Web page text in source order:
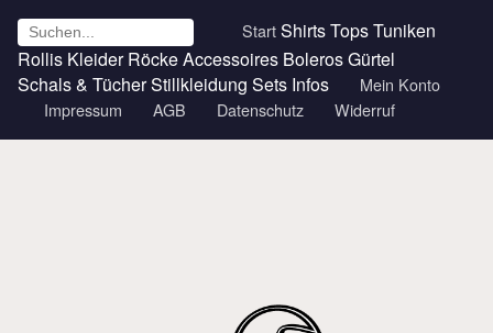
StartShirtsTopsTuniken
Rollis Kleider RöckeAccessoires BolerosGürtel
Schals & TücherStillkleidung Sets Infos
Mein Konto
Impressum
AGB Datenschutz Widerruf